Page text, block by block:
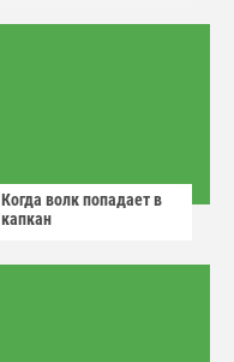
Когда волк попадает в
капкан